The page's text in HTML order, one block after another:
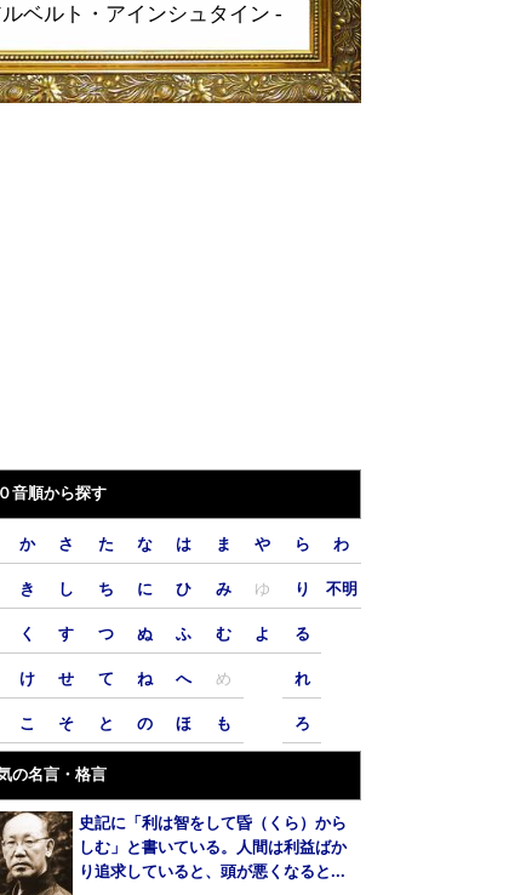
ベルト・アインシュタイン -
音順から探す
か
き
く
け
こ
さ
し
す
せ
そ
た
ち
つ
て
と
な
に
ぬ
ね
の
は
ひ
ふ
へ
ほ
ま
み
む
め
も
や
ゆ
よ
ら
り
る
れ
ろ
わ
不明
の名言・格言
史記に「利は智をして昏（くら）から
しむ」と書いている。人間は利益ばか
り追求していると、頭が悪くなると...